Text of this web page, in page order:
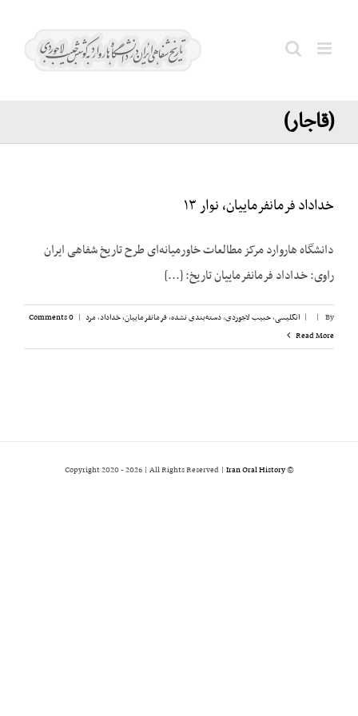
اشرف‌الملوک
(قاجار)
خداداد فرمانفرماییان، نوار ۱۳
دانشگاه هاروارد مرکز مطالعات خاورمیانه‌ای طرح تاریخ شفاهی ایران
راوی: خداداد فرمانفرماییان تاریخ: [...]
By
|
| انگلیسی,حبیب لاجوردی,دسته‌بندی نشده,فرمانفرماییان، خداداد,مرد |
0 Comments
Read More
© Copyright 2020 -
2026 | All Rights Reserved | Iran Oral History